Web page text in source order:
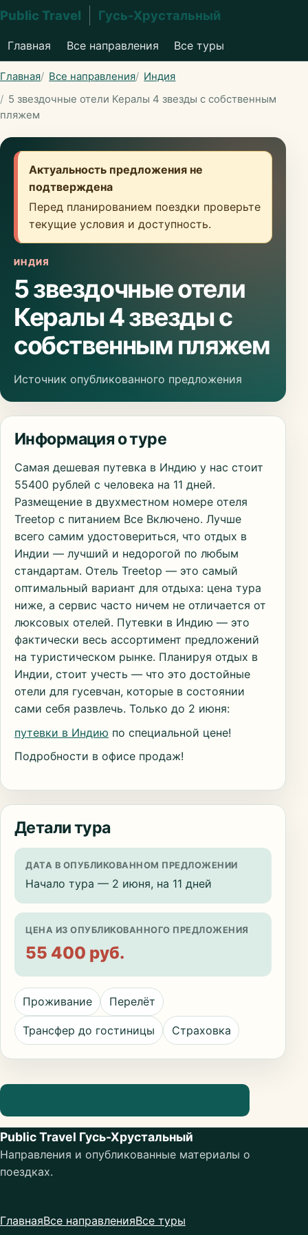
Public Travel Гусь-Хрустальный
Главная Все направления Все туры
Главная Все направления
Индия
5 звездочные отели Кералы 4 звезды с собственным
пляжем
Актуальность предложения не
подтверждена
Перед планированием поездки проверьте
текущие условия и доступность.
ИНДИЯ
5 звездочные отели
Кералы 4 звезды с
собственным пляжем
Источник опубликованного предложения
Информация о туре
Самая дешевая путевка в Индию у нас стоит
55400 рублей с человека на 11 дней.
Размещение в двухместном номере отеля
Treetop с питанием Все Включено. Лучше
всего самим удостовериться, что отдых в
Индии — лучший и недорогой по любым
стандартам. Отель Treetop — это самый
оптимальный вариант для отдыха: цена тура
ниже, а сервис часто ничем не отличается от
люксовых отелей. Путевки в Индию — это
фактически весь ассортимент предложений
на туристическом рынке. Планируя отдых в
Индии, стоит учесть — что это достойные
отели для гусевчан, которые в состоянии
сами себя развлечь. Только до 2 июня:
путевки в Индию по специальной цене!
Подробности в офисе продаж!
Детали тура
ДАТА В ОПУБЛИКОВАННОМ ПРЕДЛОЖЕНИИ
Начало тура — 2 июня, на 11 дней
ЦЕНА ИЗ ОПУБЛИКОВАННОГО ПРЕДЛОЖЕНИЯ
55 400 руб.
Проживание Перелёт
Трансфер до гостиницы Страховка
Public Travel Гусь-Хрустальный
Направления и опубликованные материалы о
поездках.
ГлавнаяВсе направленияВсе туры